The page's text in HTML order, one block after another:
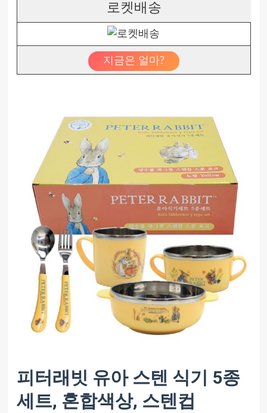
로켓배송
지금은 얼마?
피터래빗 유아 스텐 식기 5종
세트, 혼합색상, 스텐컵